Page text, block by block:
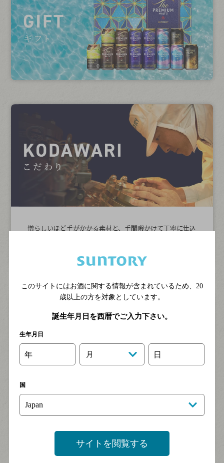
憎らしいほど手がかかる素材と、手間暇かけて丁寧に仕込
本当にいい素材、丁寧なつくり方、すべての条件がそろわ
きめ細かくクリーミーな泡は生み出せない。
このサイトにはお酒に関する情報が含まれているため、 20
歳以上の方を対象としています。
誕生年月日を西暦でご入力下さい。
生年月日
年 月 日
国
サイトを閲覧する